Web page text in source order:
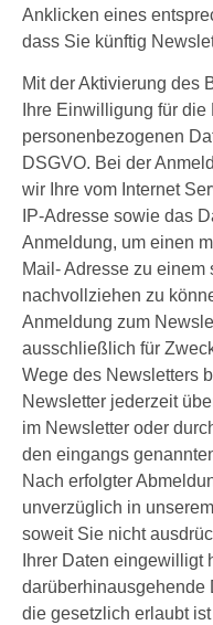
Anklicken eines
dass Sie künftig
Mit der Aktivierung des
Ihre Einwilligung für die
personenbezogenen
DSGVO. Bei der
wir Ihre vom Internet
IP-Adresse sowie das
Anmeldung, um einen
Mail- Adresse zu einem
nachvollziehen zu
Anmeldung zum
ausschließlich für
Wege des Newsletters
Newsletter jederzeit
im Newsletter oder
den eingangs
Nach erfolgter
unverzüglich in
soweit Sie nicht
Ihrer Daten eingewilligt
darüberhinausgehende
die gesetzlich erlaubt